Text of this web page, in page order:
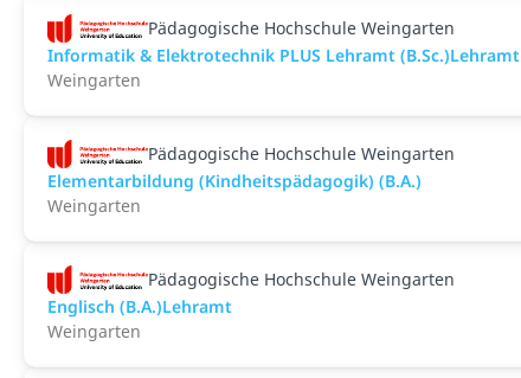
Pädagogische Hochschule Weingarten
Informatik & Elektrotechnik PLUS Lehramt (B.Sc.)Lehramt
Weingarten
Pädagogische Hochschule Weingarten
Elementarbildung (Kindheitspädagogik) (B.A.)
Weingarten
Pädagogische Hochschule Weingarten
Englisch (B.A.)Lehramt
Weingarten